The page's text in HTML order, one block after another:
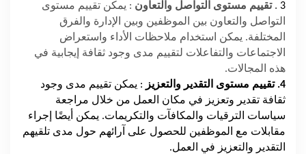
3 . تقييم مستوى التواصل والتعاون : يمكن تقييم مستوى
التواصل والتعاون بين الموظفين وبين الإدارة والفرق
المختلفة. يمكن استخدام ملاحظات الأداء واستعراض
الاجتماعات والتفاعلات لتقييم مدى وجود ثقافة إيجابية في
هذه المجالات.
4. تقييم مستوى التقدير والتعزيز
: يمكن تقييم مدى وجود
ثقافة تقدير وتعزيز في مكان العمل من خلال مراجعة
سياسات الترقيات والمكافآت والتكريمات. يمكن أيضًا إجراء
مقابلات مع الموظفين للحصول على آرائهم حول مدى تلقيهم
التقدير والتعزيز في العمل.